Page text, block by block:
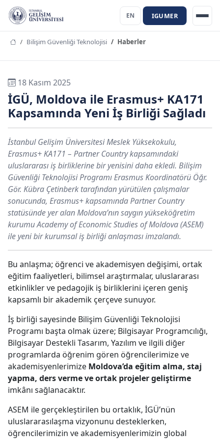
EN IGUMER
Bilişim Güvenliği Teknolojisi Haberler
18 Kasım 2025
İGÜ, Moldova ile Erasmus+ KA171
Kapsamında Yeni İş Birliği Sağladı
İstanbul Gelişim Üniversitesi Meslek Yüksekokulu,
Erasmus+ KA171 – Partner Country kapsamındaki
uluslararası iş birliklerine bir yenisini daha ekledi. Bilişim
Güvenliği Teknolojisi Programı Erasmus Koordinatörü Öğr.
Gör. Kübra Çetinberk tarafından yürütülen çalışmalar
sonucunda, Erasmus+ kapsamında Partner Country
statüsünde yer alan Moldova’nın saygın yükseköğretim
kurumu Academy of Economic Studies of Moldova (ASEM)
ile yeni bir kurumsal iş birliği anlaşması imzalandı.
Bu anlaşma; öğrenci ve akademisyen değişimi, ortak
eğitim faaliyetleri, bilimsel araştırmalar, uluslararası
etkinlikler ve pedagojik iş birliklerini içeren geniş
kapsamlı bir akademik çerçeve sunuyor.
İş birliği sayesinde Bilişim Güvenliği Teknolojisi
Programı başta olmak üzere; Bilgisayar Programcılığı,
Bilgisayar Destekli Tasarım, Yazılım ve ilgili diğer
programlarda öğrenim gören öğrencilerimize ve
akademisyenlerimize Moldova’da eğitim alma, staj
yapma, ders verme ve ortak projeler geliştirme
imkânı sağlanacaktır.
ASEM ile gerçekleştirilen bu ortaklık, İGÜ’nün
uluslararasılaşma vizyonunu desteklerken,
öğrencilerimizin ve akademisyenlerimizin global